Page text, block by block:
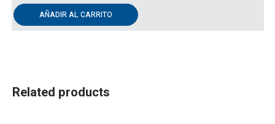
AÑADIR AL CARRITO
Related products